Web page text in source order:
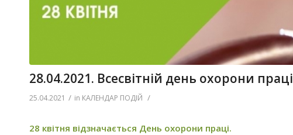
28.04.2021. Всесвітній день охорони праці
25.04.2021 / in КАЛЕНДАР ПОДІЙ /
28 квітня відзначається День охорони праці.